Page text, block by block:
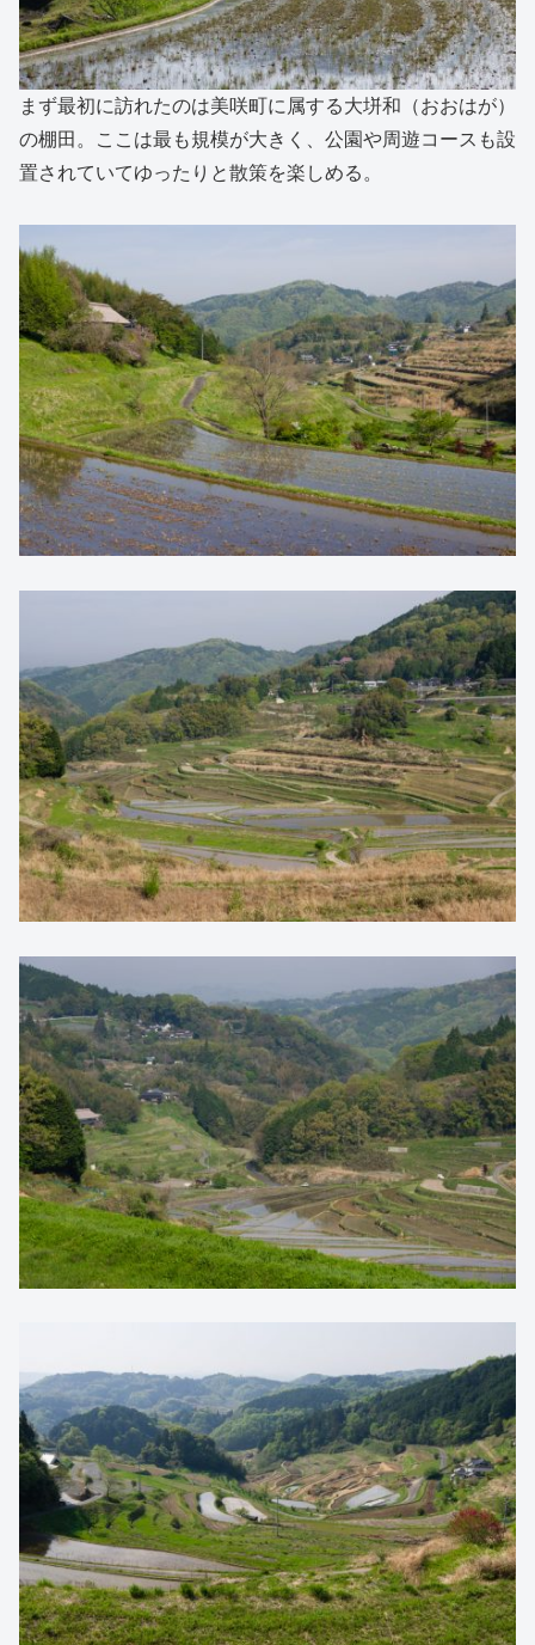
まず最初に訪れたのは美咲町に属する大垪和（おおはが）
の棚田。ここは最も規模が大きく、公園や周遊コースも設
置されていてゆったりと散策を楽しめる。